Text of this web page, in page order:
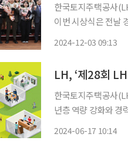
한국토지주택공사
이번 시상식은 전날
2024-12-03 09:13
한국토지주택공사
년층 역량 강화와 경
2024-06-17 10:14